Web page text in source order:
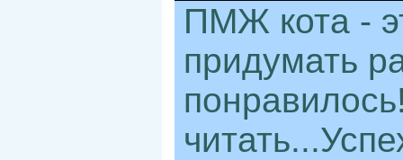
ПМЖ кота -
придумать